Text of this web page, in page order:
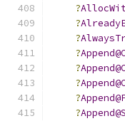
?
?
?
?
?
?
?
?